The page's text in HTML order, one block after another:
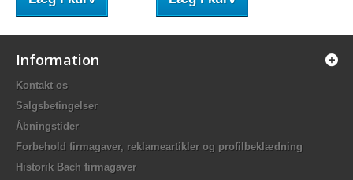
Information
Kontakt os
Salgsbetingelser
Åbningstider
Forbehold firmagaver, reklameartikler og profilbeklædning
Historik Bach firmagaver